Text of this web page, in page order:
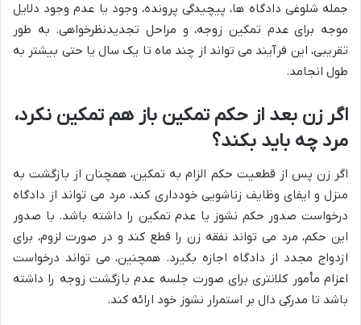
جمله شلوغی دادگاه ها، پیچیدگی پرونده، وجود یا عدم وجود دلایل
موجه برای عدم تمکین زوجه، و مراحل تجدیدنظرخواهی. به طور
تقریبی، این فرآیند می تواند از چند ماه تا یک سال یا حتی بیشتر به
طول انجامد.
اگر زن بعد از حکم تمکین باز هم تمکین نکرد،
مرد چه باید بکند؟
اگر زن پس از قطعیت حکم الزام به تمکین، همچنان از بازگشت به
منزل و ایفای وظایف زناشویی خودداری کند، مرد می تواند از دادگاه
درخواست صدور حکم نشوز یا عدم تمکین را داشته باشد. با صدور
این حکم، مرد می تواند نفقه زن را قطع کند و در صورت لزوم، برای
ازدواج مجدد از دادگاه اجازه بگیرد. همچنین، می تواند درخواست
اعزام مأمور کلانتری برای صورت جلسه عدم بازگشت زوجه را داشته
باشد تا مدرکی دال بر استمرار نشوز خود ارائه کند.